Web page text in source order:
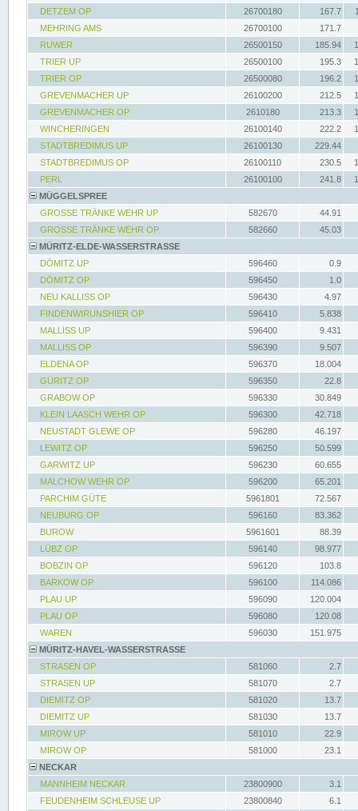
DETZEM OP
26700180 167.7
MEHRING AMS
26700100
171.7
RUWER
26500150 185.94
TRIER UP
26500100 195.3
TRIER OP
26500080 196.2
GREVENMACHER UP
26100200 212.5
GREVENMACHER OP
2610180 213.3
WINCHERINGEN
26100140 222.2
STADTBREDIMUS UP
26100130
229.44
STADTBREDIMUS OP
26100110 230.5
PERL
26100100 241.8
MÜGGELSPREE
GROSSE TRÄNKE WEHR UP
582670
44.91
GROSSE TRÄNKE WEHR OP
582660
45.03
MÜRITZ-ELDE-WASSERSTRASSE
DÖMITZ UP
596460
0.9
DÖMITZ OP
596450
1.0
NEU KALLISS OP
596430
4.97
FINDENWIRUNSHIER OP
596410
5.838
MALLISS UP
596400
9.431
MALLISS OP
596390
9.507
ELDENA OP
596370
18.004
GÜRITZ OP
596350
22.8
GRABOW OP
596330
30.849
KLEIN LAASCH WEHR OP
596300
42.718
NEUSTADT GLEWE OP
596280
46.197
LEWITZ OP
596250
50.599
GARWITZ UP
596230
60.655
MALCHOW WEHR OP
596200
65.201
PARCHIM GÜTE
5961801
72.567
NEUBURG OP
596160
83.362
BUROW
5961601
88.39
LÜBZ OP
596140
98.977
BOBZIN OP
596120
103.8
BARKOW OP
596100
114.086
PLAU UP
596090
120.004
PLAU OP
596080
120.08
WAREN
596030
151.975
MÜRITZ-HAVEL-WASSERSTRASSE
STRASEN OP
581060
2.7
STRASEN UP
581070
2.7
DIEMITZ OP
581020
13.7
DIEMITZ UP
581030
13.7
MIROW UP
581010
22.9
MIROW OP
581000
23.1
NECKAR
MANNHEIM NECKAR
23800900
3.1
FEUDENHEIM SCHLEUSE UP
23800840
6.1